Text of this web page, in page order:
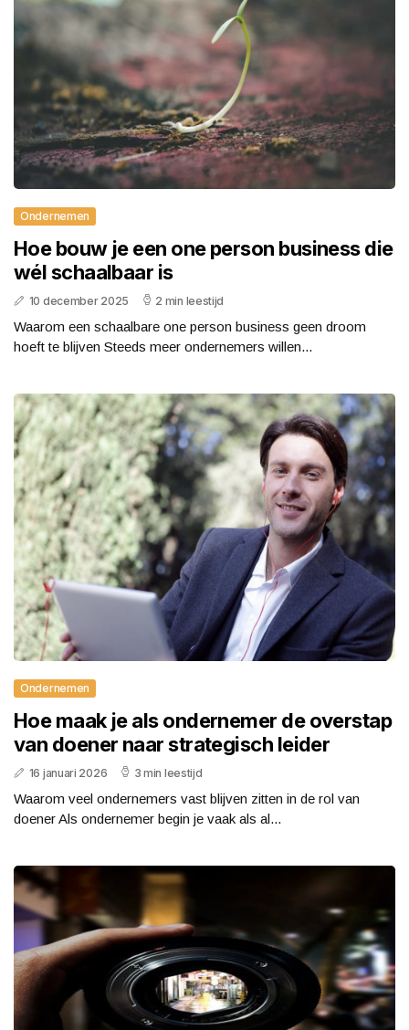
Ondernemen
Hoe bouw je een one person business die
wél schaalbaar is
10 december 2025 2 min leestijd
Waarom een schaalbare one person business geen droom
hoeft te blijven Steeds meer ondernemers willen...
Ondernemen
Hoe maak je als ondernemer de overstap
van doener naar strategisch leider
16 januari 2026 3 min leestijd
Waarom veel ondernemers vast blijven zitten in de rol van
doener Als ondernemer begin je vaak als al...